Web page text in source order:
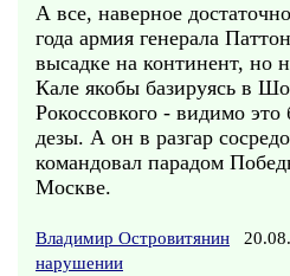
А все, наверное
года армия генерала
высадке на континент, но
Кале якобы базируясь в
Рокоссовкого - видимо
дезы. А он в разгар
командовал парадом
Москве.
Владимир Островитянин
нарушении